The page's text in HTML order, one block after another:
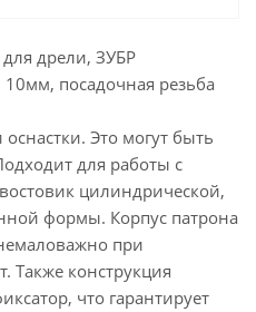
дрели, ЗУБР
посадочная резьба
Это могут быть
для работы с
цилиндрической,
формы. Корпус патрона
при
Также конструкция
что гарантирует